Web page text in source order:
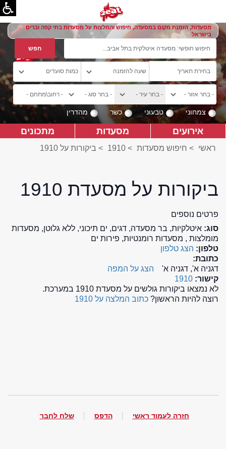
מסעדות, הזמנת מקום במסעדה, חיפוש והמלצות על מסעדות בתי קפה וברים
בישראל
צמחוני טבעוני כשר מהדרין
אירועים מסעדות מתכונים
ראשי > חיפוש מסעדות >
1910
> ביקורות על 1910
ביקורות על מסעדת 1910
פרטים נוספים
סוג: איטלקיות, בר מסעדה, דגים, ים תיכוני, ללא גלוטן, מסעדות
מומלצות , מסעדות רומנטיות, פירות ים
טלפון: הצג טלפון
כתובת:
דגניה א', דגניה א'
הצג על המפה
קישור: 1910
לא נמצאו ביקורות גולשים על מסעדת 1910 במערכת.
רוצה להיות הראשון? כתוב המלצה על 1910
חזרה לעמוד ראשי הדפס שלח לחבר